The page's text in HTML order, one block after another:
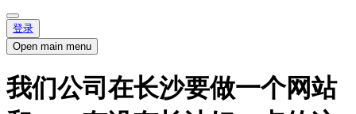
登录
Open main menu
我们公司在长沙要做一个网站